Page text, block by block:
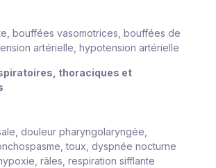
bouffées vasomotrices, bouffées de
artérielle, hypotension artérielle
thoraciques et
douleur pharyngolaryngée,
toux, dyspnée nocturne
râles, respiration sifflante